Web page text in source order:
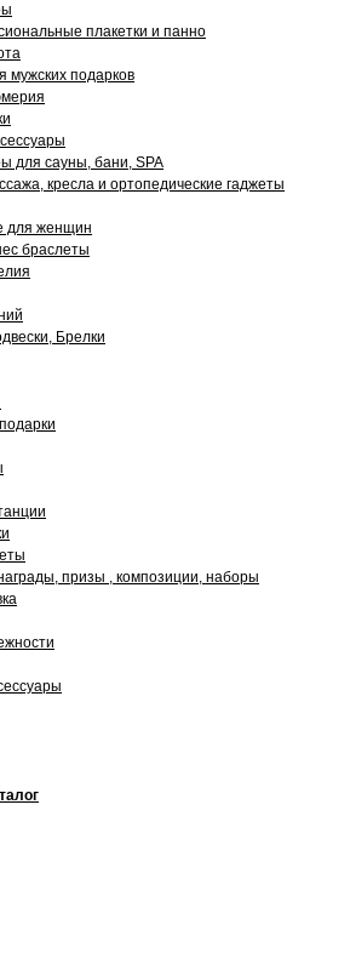
плакетки и панно
мужских подарков
для сауны, бани, SPA
кресла и ортопедические гаджеты
для женщин
браслеты
Брелки
призы , композиции, наборы